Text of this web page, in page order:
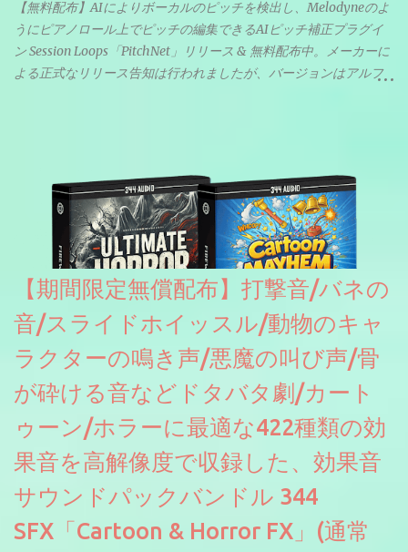
【無料配布】AIによりボーカルのピッチを検出し、Melodyneのよ
うにピアノロール上でピッチの編集できるAIピッチ補正プラグイ
ン Session Loops「PitchNet」リリース & 無料配布中。メーカーに
よる正式なリリース告知は行われましたが、バージョンはアルフ
のあるDrumNetのメーカーです。調べたところによるとオープン
ソースを元に設計・改良した製品のようです。
【期間限定無償配布】打撃音/バネの
音/スライドホイッスル/動物のキャ
ラクターの鳴き声/悪魔の叫び声/骨
が砕ける音などドタバタ劇/カート
ゥーン/ホラーに最適な422種類の効
果音を高解像度で収録した、効果音
サウンドパックバンドル 344
SFX「Cartoon & Horror FX」(通常